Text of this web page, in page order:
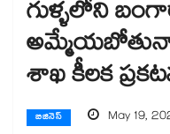
గుళ్ళలోని
శాఖ కీలక
బిజినెస్ May 19,